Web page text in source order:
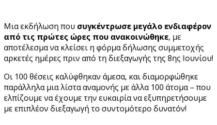
Μια εκδήλωση που συγκέντρωσε μεγάλο ενδιαφέρον
από τις πρώτες ώρες που ανακοινώθηκε, με
αποτέλεσμα να κλείσει η φόρμα δήλωσης συμμετοχής
αρκετές ημέρες πριν από τη διεξαγωγής της 8ης Ιουνίου!
Οι 100 θέσεις καλύφθηκαν άμεσα, και διαμορφώθηκε
παράλληλα μια λίστα αναμονής με άλλα 100 άτομα – που
ελπίζουμε να έχουμε την ευκαιρία να εξυπηρετήσουμε
με επιπλέον διεξαγωγή το συντομότερο δυνατόν!